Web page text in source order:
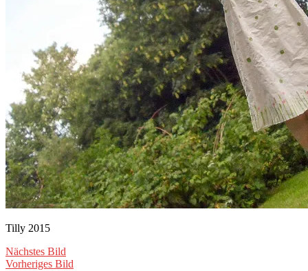
Tilly 2015
Nächstes Bild
Vorheriges Bild